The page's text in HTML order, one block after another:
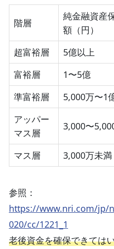
階層
純金融資産
額（円）
超富裕層
5億以上
富裕層
1〜5億
準富裕層
5,000万〜1
アッパー
マス層
3,000〜
マス層 3,000万未満
参照：
https://www.nri.com/jp/
020/cc/1221_1
老後資金を確保できては